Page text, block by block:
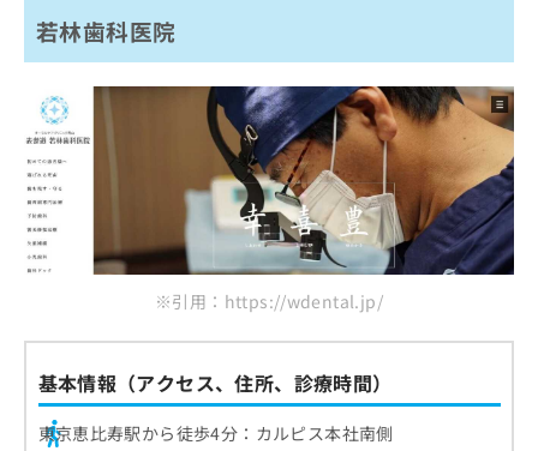
若林歯科医院
※引用：https://wdental.jp/
基本情報（アクセス、住所、診療時間）
東京恵比寿駅から徒歩4分：カルピス本社南側